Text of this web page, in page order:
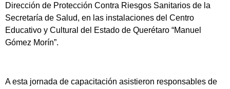
Dirección de Protección Contra Riesgos Sanitarios de la
Secretaría de Salud, en las instalaciones del Centro
Educativo y Cultural del Estado de Querétaro “Manuel
Gómez Morín”.
A esta jornada de capacitación asistieron responsables de